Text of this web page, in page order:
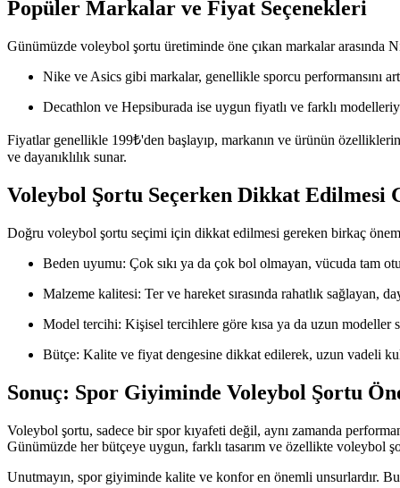
Popüler Markalar ve Fiyat Seçenekleri
Günümüzde voleybol şortu üretiminde öne çıkan markalar
Nike ve Asics gibi markalar, genellikle sporcu performansını
Decathlon ve Hepsiburada ise uygun fiyatlı ve farklı
Fiyatlar genellikle 199₺'den başlayıp, markanın ve ürünün
ve dayanıklılık sunar.
Voleybol Şortu Seçerken Dikkat Edilmesi
Doğru voleybol şortu seçimi için dikkat edilmesi gereken birkaç
Beden uyumu: Çok sıkı ya da çok bol olmayan, vücuda tam
Malzeme kalitesi: Ter ve hareket sırasında rahatlık sağlayan,
Model tercihi: Kişisel tercihlere göre kısa ya da uzun modeller
Bütçe: Kalite ve fiyat dengesine dikkat edilerek, uzun vadeli
Sonuç: Spor Giyiminde Voleybol Şortu
Voleybol şortu, sadece bir spor kıyafeti değil, aynı zamanda
Günümüzde her bütçeye uygun, farklı tasarım ve özellikte voleybol
Unutmayın, spor giyiminde kalite ve konfor en önemli unsurlardır.